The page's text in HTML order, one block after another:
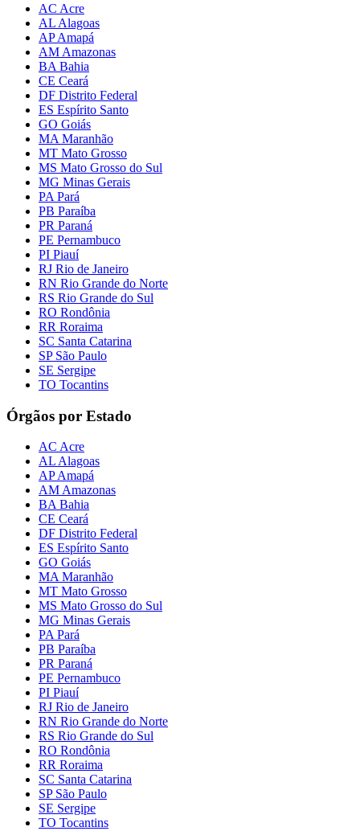
AC Acre
AL Alagoas
AP Amapá
AM Amazonas
BA Bahia
CE Ceará
DF Distrito Federal
ES Espírito Santo
GO Goiás
MA Maranhão
MT Mato Grosso
MS Mato Grosso do Sul
MG Minas Gerais
PA Pará
PB Paraíba
PR Paraná
PE Pernambuco
PI Piauí
RJ Rio de Janeiro
RN Rio Grande do Norte
RS Rio Grande do Sul
RO Rondônia
RR Roraima
SC Santa Catarina
SP São Paulo
SE Sergipe
TO Tocantins
Órgãos por Estado
AC Acre
AL Alagoas
AP Amapá
AM Amazonas
BA Bahia
CE Ceará
DF Distrito Federal
ES Espírito Santo
GO Goiás
MA Maranhão
MT Mato Grosso
MS Mato Grosso do Sul
MG Minas Gerais
PA Pará
PB Paraíba
PR Paraná
PE Pernambuco
PI Piauí
RJ Rio de Janeiro
RN Rio Grande do Norte
RS Rio Grande do Sul
RO Rondônia
RR Roraima
SC Santa Catarina
SP São Paulo
SE Sergipe
TO Tocantins